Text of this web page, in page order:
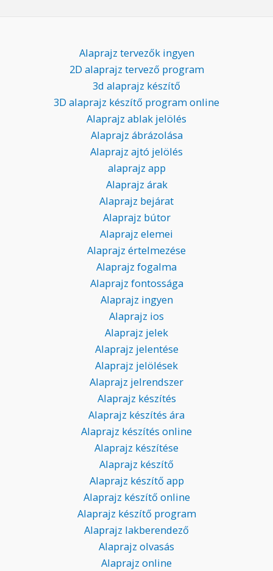
Alaprajz tervezők ingyen
2D alaprajz tervező program
3d alaprajz készítő
3D alaprajz készítő program online
Alaprajz ablak jelölés
Alaprajz ábrázolása
Alaprajz ajtó jelölés
alaprajz app
Alaprajz árak
Alaprajz bejárat
Alaprajz bútor
Alaprajz elemei
Alaprajz értelmezése
Alaprajz fogalma
Alaprajz fontossága
Alaprajz ingyen
Alaprajz ios
Alaprajz jelek
Alaprajz jelentése
Alaprajz jelölések
Alaprajz jelrendszer
Alaprajz készítés
Alaprajz készítés ára
Alaprajz készítés online
Alaprajz készítése
Alaprajz készítő
Alaprajz készítő app
Alaprajz készítő online
Alaprajz készítő program
Alaprajz lakberendező
Alaprajz olvasás
Alaprajz online